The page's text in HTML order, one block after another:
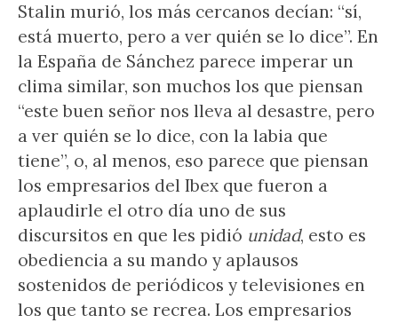
Stalin murió, los más cercanos decían: “sí,
está muerto, pero a ver quién se lo dice”. En
la España de Sánchez parece imperar un
clima similar, son muchos los que piensan
“este buen señor nos lleva al desastre, pero
a ver quién se lo dice, con la labia que
tiene”, o, al menos, eso parece que piensan
los empresarios del Ibex que fueron a
aplaudirle el otro día uno de sus
discursitos en que les pidió unidad, esto es
obediencia a su mando y aplausos
sostenidos de periódicos y televisiones en
los que tanto se recrea. Los empresarios